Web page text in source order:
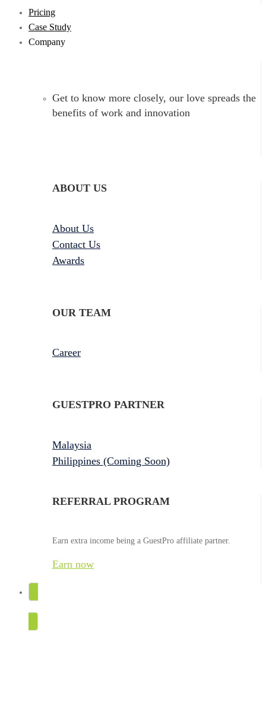
Pricing
Case Study
Company
Get to know more closely, our love spreads the
benefits of work and innovation
ABOUT US
About Us
Contact Us
Awards
OUR TEAM
Career
GUESTPRO PARTNER
Malaysia
Philippines (Coming Soon)
REFERRAL PROGRAM
Earn extra income being a GuestPro affiliate partner.
Earn now